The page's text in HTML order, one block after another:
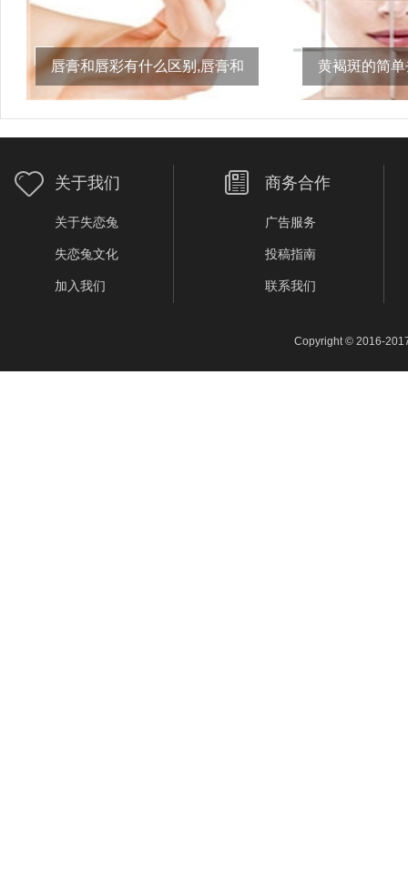
唇膏和唇彩有什么区别,唇膏和
唇彩的区别,唇膏与唇
黄褐斑的简
祛斑方
关于我们
关于失恋兔
失恋兔文化
加入我们
商务合作
广告服务
投稿指南
联系我们
Copyright © 2016-